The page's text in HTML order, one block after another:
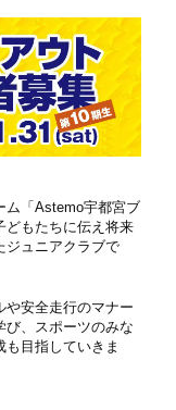
ム「Astemo宇都宮ブ
どもたちに伝え将来
ジュニアクラブで
や安全走行のマナー
び、スポーツのみな
目指していきま